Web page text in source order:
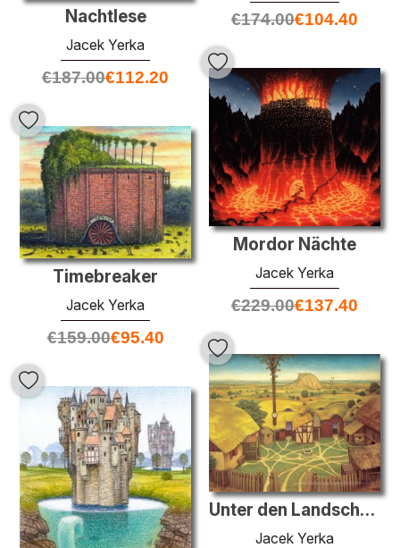
€174.00€104.40
Nachtlese
Jacek Yerka
€187.00€112.20
Mordor Nächte
Jacek Yerka
€229.00€137.40
Timebreaker
Jacek Yerka
€159.00€95.40
Unter den Landschaften
Jacek Yerka